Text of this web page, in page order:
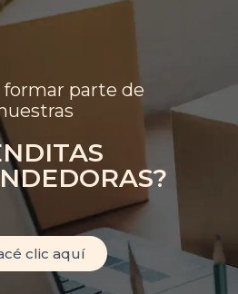
formar parte de
clic aquí